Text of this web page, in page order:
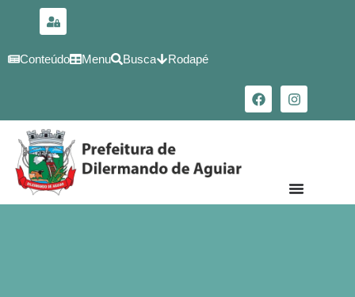
conteúdo
Conteúdo Menu Busca Rodapé